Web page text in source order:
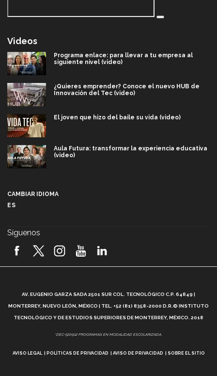
Videos
Programa enlace: para llevar a tu empresa al
siguiente nivel (video)
¿Quieres emprender? Conoce el nuevo HUB de
Innovación del Tec (video)
El joven que hizo del baile su vida (video)
Aula Futura: transformar la experiencia educativa
(video)
2026! (video)
¿Cómo es el Modelo Educativo Tec? (video)
Vida Tec: Feminismo e Inteligencia Artificial, Paola
CAMBIAR IDIOMA
ES
Síguenos
AV. EUGENIO GARZA SADA 2501 SUR COL. TECNOLÓGICO C.P. 64849 |
MONTERREY, NUEVO LEÓN, MÉXICO | TEL. +52 (81) 8358-2000 D.R.© INSTITUTO
TECNOLÓGICO Y DE ESTUDIOS SUPERIORES DE MONTERREY, MÉXICO. 2018
*DEC-520912 PROGRAMAS EN MODALIDAD ESCOLARIZADA.
AVISO LEGAL POLÍTICAS DE PRIVACIDAD AVISO DE PRIVACIDAD SOBRE EL SITIO